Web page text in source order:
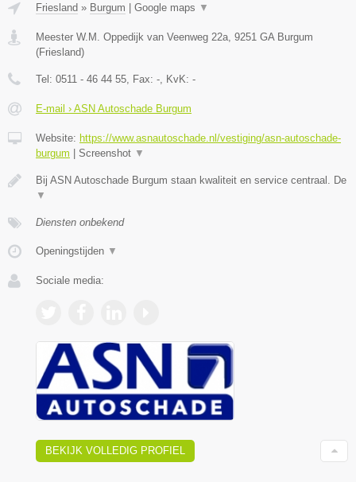
Friesland » Burgum | Google maps ▼
Meester W.M. Oppedijk van Veenweg 22a 9251 GA Burgum
(Friesland)
Tel: 0511 - 46 44 55 , Fax: - , KvK: -
E-mail › ASN Autoschade Burgum
Website: https://www.asnautoschade.nl/vestiging/asn-autoschade-
burgum | Screenshot ▼
Bij ASN Autoschade Burgum staan kwaliteit en service centraal. De
▼
Diensten onbekend
Openingstijden ▼
Sociale media:
BEKIJK VOLLEDIG PROFIEL